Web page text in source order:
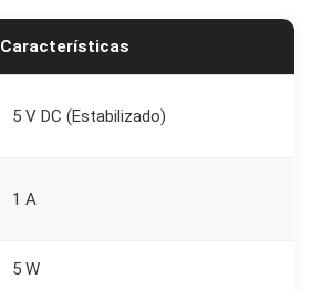
Características
5 V DC (Estabilizado)
1 A
5 W